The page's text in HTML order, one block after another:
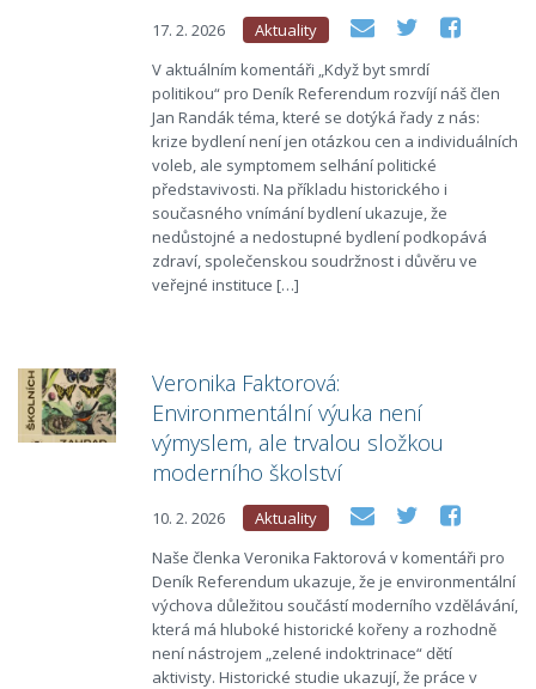
17. 2. 2026
Aktuality
V aktuálním komentáři „Když byt smrdí
politikou“ pro Deník Referendum rozvíjí náš člen
Jan Randák téma, které se dotýká řady z nás:
krize bydlení není jen otázkou cen a individuálních
voleb, ale symptomem selhání politické
představivosti. Na příkladu historického i
současného vnímání bydlení ukazuje, že
nedůstojné a nedostupné bydlení podkopává
zdraví, společenskou soudržnost i důvěru ve
veřejné instituce […]
Veronika Faktorová:
Environmentální výuka není
výmyslem, ale trvalou složkou
moderního školství
10. 2. 2026
Aktuality
Naše členka Veronika Faktorová v komentáři pro
Deník Referendum ukazuje, že je environmentální
výchova důležitou součástí moderního vzdělávání,
která má hluboké historické kořeny a rozhodně
není nástrojem „zelené indoktrinace“ dětí
aktivisty. Historické studie ukazují, že práce v